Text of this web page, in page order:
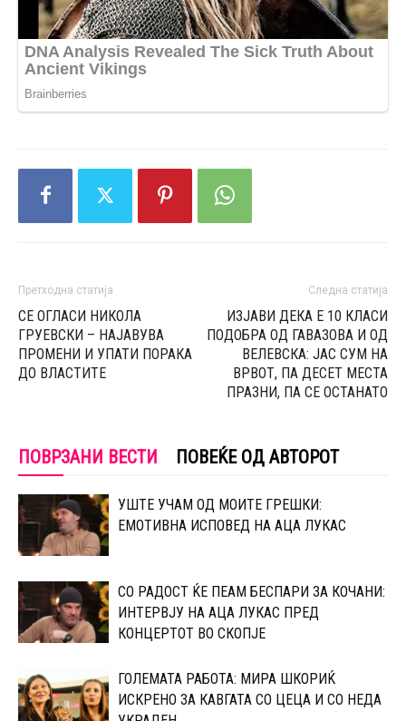
Претходна статија
СЕ ОГЛАСИ НИКОЛА
ГРУЕВСКИ – НАЈАВУВА
ПРОМЕНИ И УПАТИ ПОРАКА
ДО ВЛАСТИТЕ
Следна статија
ИЗЈАВИ ДЕКА Е 10 КЛАСИ
ПОДОБРА ОД ГАВАЗОВА И ОД
ВЕЛЕВСКА: ЈАС СУМ НА
ВРВОТ, ПА ДЕСЕТ МЕСТА
ПРАЗНИ, ПА СЕ ОСТАНАТО
ПОВРЗАНИ ВЕСТИ ПОВЕЌЕ ОД АВТОРОТ
УШТЕ УЧАМ ОД МОИТЕ ГРЕШКИ:
ЕМОТИВНА ИСПОВЕД НА АЦА ЛУКАС
СО РАДОСТ ЌЕ ПЕАМ БЕСПАРИ ЗА КОЧАНИ:
ИНТЕРВЈУ НА АЦА ЛУКАС ПРЕД
КОНЦЕРТОТ ВО СКОПЈЕ
ГОЛЕМАТА РАБОТА: МИРА ШКОРИЌ
ИСКРЕНО ЗА КАВГАТА СО ЦЕЦА И СО НЕДА